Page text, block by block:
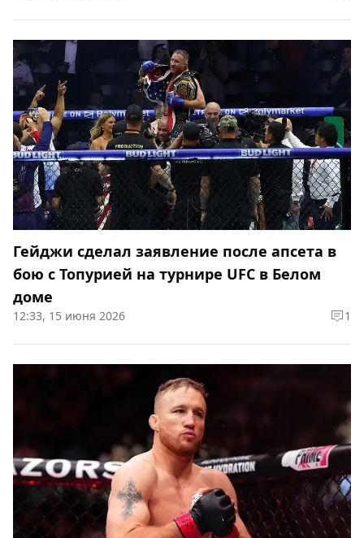
Гейджи сделал заявление после апсета в
бою с Топурией на турнире UFC в Белом
доме
12:33, 15 июня 2026 1